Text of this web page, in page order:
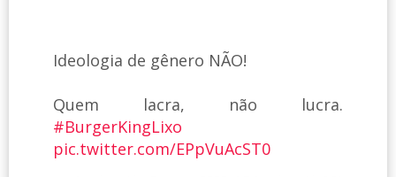
Ideologia de gênero NÃO!
Quem lacra, não lucra.
#BurgerKingLixo
pic.twitter.com/EPpVuAcST0